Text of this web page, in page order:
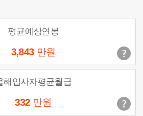
평균예상연봉
3,843 만원
해입사자평균월급
332 만원